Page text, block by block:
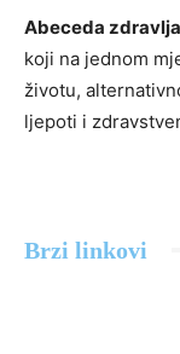
Abeceda zdravlja
koji na jednom
životu,
ljepoti i
Brzi linkovi